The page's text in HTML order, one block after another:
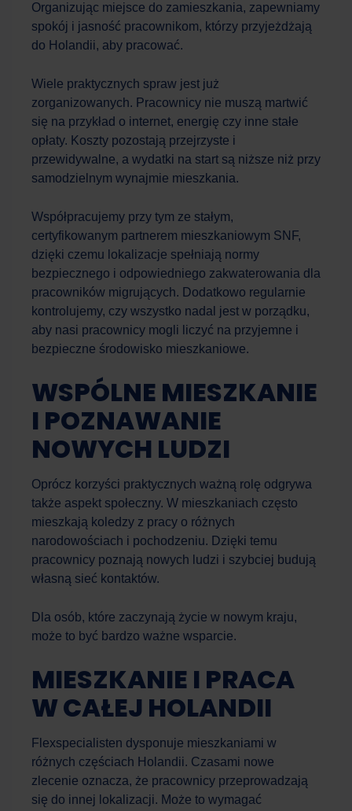
Organizując miejsce do zamieszkania, zapewniamy
spokój i jasność pracownikom, którzy przyjeżdżają
do Holandii, aby pracować.
Wiele praktycznych spraw jest już
zorganizowanych. Pracownicy nie muszą martwić
się na przykład o internet, energię czy inne stałe
opłaty. Koszty pozostają przejrzyste i
przewidywalne, a wydatki na start są niższe niż przy
samodzielnym wynajmie mieszkania.
Współpracujemy przy tym ze stałym,
certyfikowanym partnerem mieszkaniowym SNF,
dzięki czemu lokalizacje spełniają normy
bezpiecznego i odpowiedniego zakwaterowania dla
pracowników migrujących. Dodatkowo regularnie
kontrolujemy, czy wszystko nadal jest w porządku,
aby nasi pracownicy mogli liczyć na przyjemne i
bezpieczne środowisko mieszkaniowe.
WSPÓLNE MIESZKANIE
I POZNAWANIE
NOWYCH LUDZI
Oprócz korzyści praktycznych ważną rolę odgrywa
także aspekt społeczny. W mieszkaniach często
mieszkają koledzy z pracy o różnych
narodowościach i pochodzeniu. Dzięki temu
pracownicy poznają nowych ludzi i szybciej budują
własną sieć kontaktów.
Dla osób, które zaczynają życie w nowym kraju,
może to być bardzo ważne wsparcie.
MIESZKANIE I PRACA
W CAŁEJ HOLANDII
Flexspecialisten dysponuje mieszkaniami w
różnych częściach Holandii. Czasami nowe
zlecenie oznacza, że pracownicy przeprowadzają
się do innej lokalizacji. Może to wymagać
Cześć! W czym mogę Ci dzisiaj pomóc?